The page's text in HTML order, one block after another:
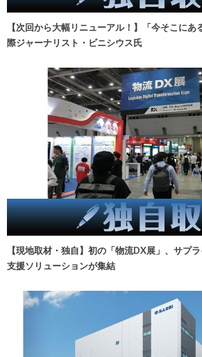
【次回から大幅リニューアル！】「今そこに
際ジャーナリスト・ビニシウス氏
【現地取材・独自】初の「物流DX展」、サプ
支援ソリューションが集結